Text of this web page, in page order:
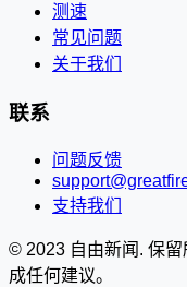
测速
常见问题
关于我们
联系
问题反馈
支持我们
© 2023 自由新闻. 保
成任何建议。